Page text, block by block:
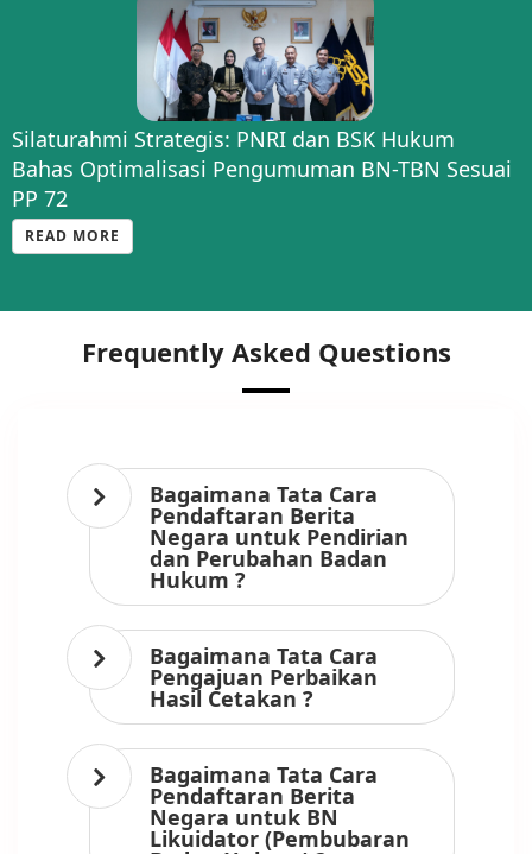
Silaturahmi Strategis: PNRI dan BSK Hukum
Bahas Optimalisasi Pengumuman BN-TBN Sesuai
PP 72
READ MORE
Frequently Asked Questions
Bagaimana Tata Cara
Pendaftaran Berita
Negara untuk Pendirian
dan Perubahan Badan
Hukum ?
Bagaimana Tata Cara
Pengajuan Perbaikan
Hasil Cetakan ?
Bagaimana Tata Cara
Pendaftaran Berita
Negara untuk BN
Likuidator (Pembubaran